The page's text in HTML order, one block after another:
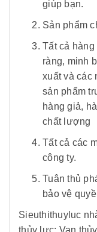
giúp bạn.
Sản phẩm
Tất cả
ràng, minh
xuất và các
sản phẩm
hàng giả,
chất lượng
Tất cả các
công ty.
Tuân thủ
bảo vệ
Sieuthithuyluc
thủy lực; Van